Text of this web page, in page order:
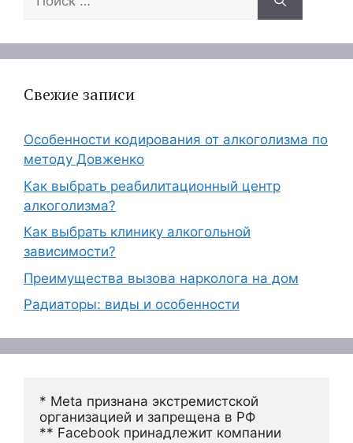
Свежие записи
Особенности кодирования от алкоголизма по
методу Довженко
Как выбрать реабилитационный центр
алкоголизма?
Как выбрать клинику алкогольной
зависимости?
Преимущества вызова нарколога на дом
Радиаторы: виды и особенности
* Meta признана экстремистской
организацией и запрещена в РФ
** Facebook принадлежит компании